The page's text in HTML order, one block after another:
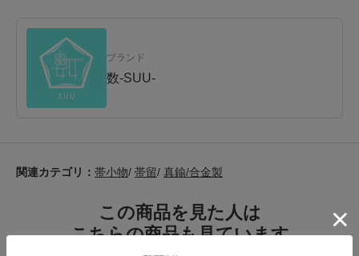
ブランド
数-SUU-
関連カテゴリ： 帯小物/ 帯留/ 真鍮/合金製
この商品を見た人は
こちらの商品も見ています